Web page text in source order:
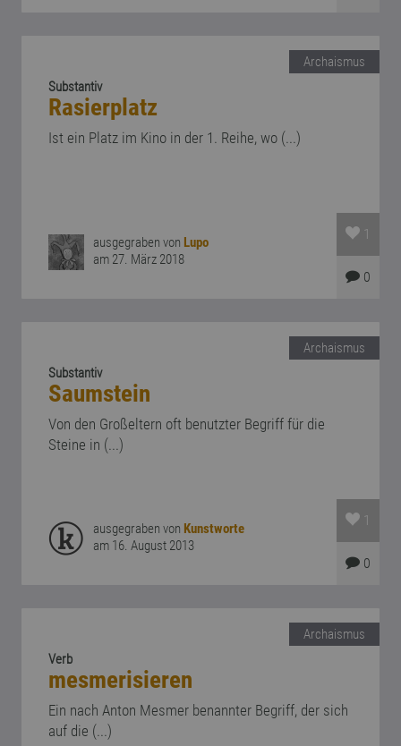
Archaismus
Substantiv
Rasierplatz
Ist ein Platz im Kino in der 1. Reihe, wo (...)
ausgegraben von Lupo
am 27. März 2018
1
0
Archaismus
Substantiv
Saumstein
Von den Großeltern oft benutzter Begriff für die
Steine in (...)
ausgegraben von Kunstworte
am 16. August 2013
1
0
Archaismus
Verb
mesmerisieren
Ein nach Anton Mesmer benannter Begriff, der sich
auf die (...)